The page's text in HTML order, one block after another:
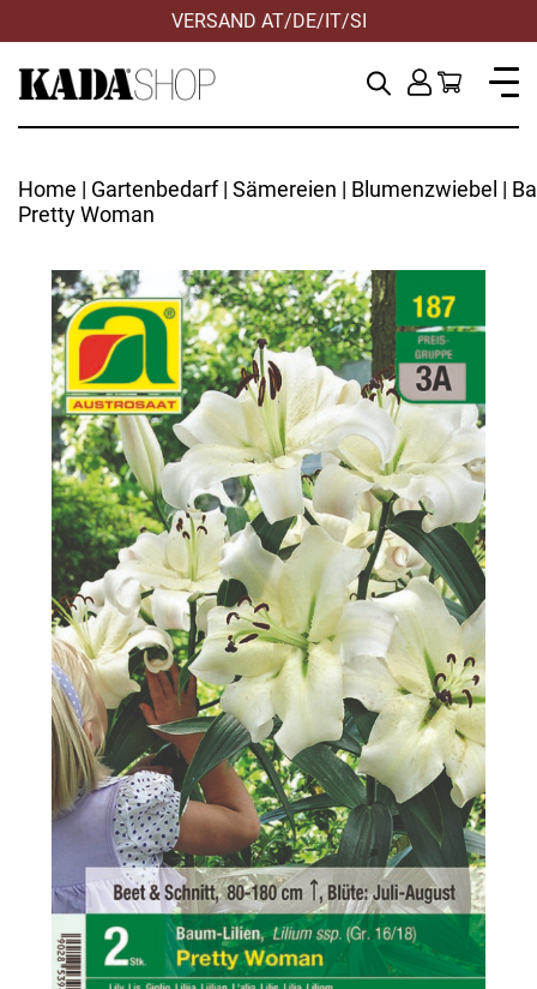
VERSAND AT/DE/IT/SI
Home | Gartenbedarf| Sämereien | Blumenzwiebel |
Pretty Woman